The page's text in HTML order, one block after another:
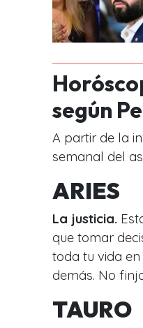
según
A partir de la
semanal del
ARIES
La justicia.
que tomar
toda tu vida
demás. No
TAURO